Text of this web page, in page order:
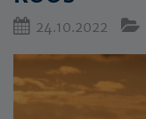
24.10.2022